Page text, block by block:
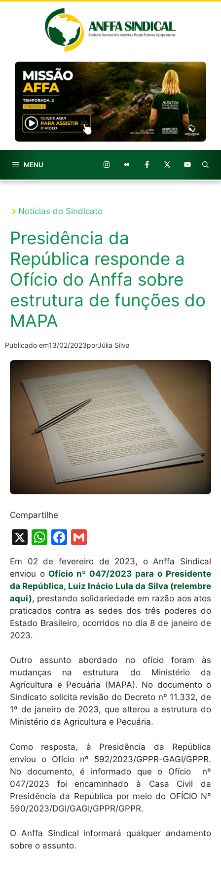
MENU
Notícias do Sindicato
Presidência da
República responde a
Ofício do Anffa sobre
estrutura de funções do
MAPA
Publicado em13/02/2023porJúlia Silva
Compartilhe
X
W
at
s
A
p
p
F
c
e
b
o
o
ai
l
Em 02 de fevereiro de 2023, o Anffa Sindical
enviou o Ofício nº 047/2023 para o Presidente
da República, Luiz Inácio Lula da Silva (relembre
aqui), prestando solidariedade em razão aos atos
praticados contra as sedes dos três poderes do
Estado Brasileiro, ocorridos no dia 8 de janeiro de
2023.
Outro assunto abordado no ofício foram às
mudanças na estrutura do Ministério da
Agricultura e Pecuária (MAPA). No documento o
Sindicato solicita revisão do Decreto nº 11.332, de
1º de janeiro de 2023, que alterou a estrutura do
Ministério da Agricultura e Pecuária.
Como resposta, à Presidência da República
enviou o Ofício nº 592/2023/GPPR-GAGI/GPPR.
No documento, é informado que o Ofício nº
047/2023 foi encaminhado à Casa Civil da
Presidência da República por meio do OFÍCIO Nº
590/2023/DGI/GAGI/GPPR/GPPR.
O Anffa Sindical informará qualquer andamento
sobre o assunto.